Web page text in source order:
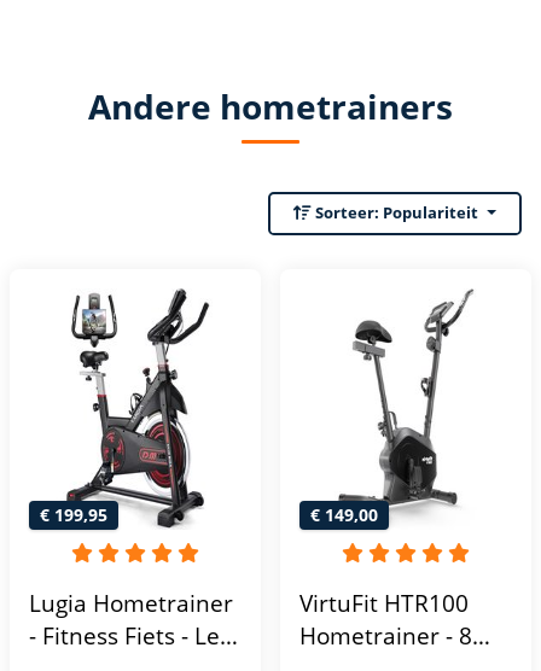
Andere hometrainers
Sorteer: Populariteit
€ 199,95
Lugia Hometrainer
- Fitness Fiets - Led
€ 149,00
VirtuFit HTR100
Hometrainer - 8